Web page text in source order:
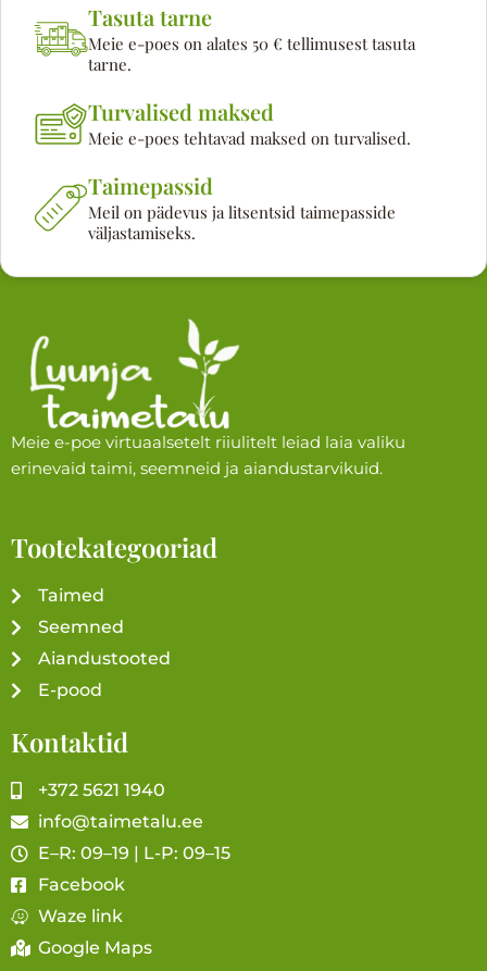
Tasuta tarne
Meie e-poes on alates 50 € tellimusest tasuta
tarne.
Turvalised maksed
Meie e-poes tehtavad maksed on turvalised.
Taimepassid
Meil on pädevus ja litsentsid taimepasside
väljastamiseks.
Meie e-poe virtuaalsetelt riiulitelt leiad laia valiku
erinevaid taimi, seemneid ja aiandustarvikuid.
Tootekategooriad
Taimed
Seemned
Aiandustooted
E-pood
Kontaktid
+372 5621 1940
info@taimetalu.ee
E–R: 09–19 | L-P: 09–15
Facebook
Waze link
Google Maps